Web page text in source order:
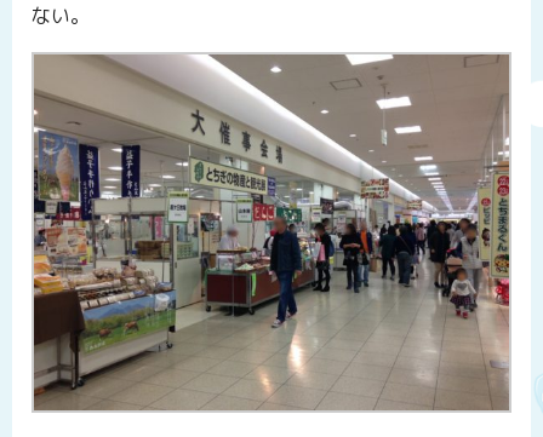
ない。